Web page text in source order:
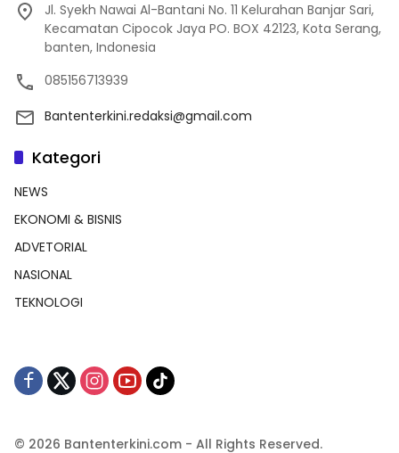
Jl. Syekh Nawai Al-Bantani No. 11 Kelurahan Banjar Sari,
Kecamatan Cipocok Jaya PO. BOX 42123, Kota Serang,
banten, Indonesia
085156713939
Bantenterkini.redaksi@gmail.com
Kategori
NEWS
EKONOMI & BISNIS
ADVETORIAL
NASIONAL
TEKNOLOGI
© 2026 Bantenterkini.com - All Rights Reserved.